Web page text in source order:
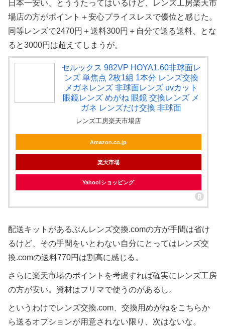
日本一安い、とううたってはいるけど、レンズ工房楽天市
場店の方がポイント＋安心プライスレスで優位と感じた。
同等レンズで2470円＋送料300円＋自分で送る送料、とな
ると3000円は超えてしまうが。
セルックス 982VP HOYA1.60非球面レ
ンズ 単焦点 2枚1組 1本分 レンズ交換
メガネレンズ 非球面レンズ uvカット
眼鏡レンズ めがね 眼鏡 交換レンズ メ
ガネ レンズだけ交換 非球面
レンズ工房楽天市場店
Amazon.co.jp
楽天市場
Yahoo!ショッピング
配送キットがあるぶんレンズ交換.comの方が手間は省け
るけど、その手間をいとわない自分にとってはレンズ交
換.comの送料770円は割高に感じる。
さらに楽天市場のポイントを考慮すれば確実にレンズ工房
の方が安い。資材はフリマで使うのがあるし。
というわけでレンズ交換.com、交換用めがねをこちらか
ら送るオプションが用意されない限り、次はないな。